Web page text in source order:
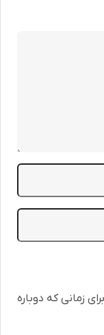
زمانی که دوباره